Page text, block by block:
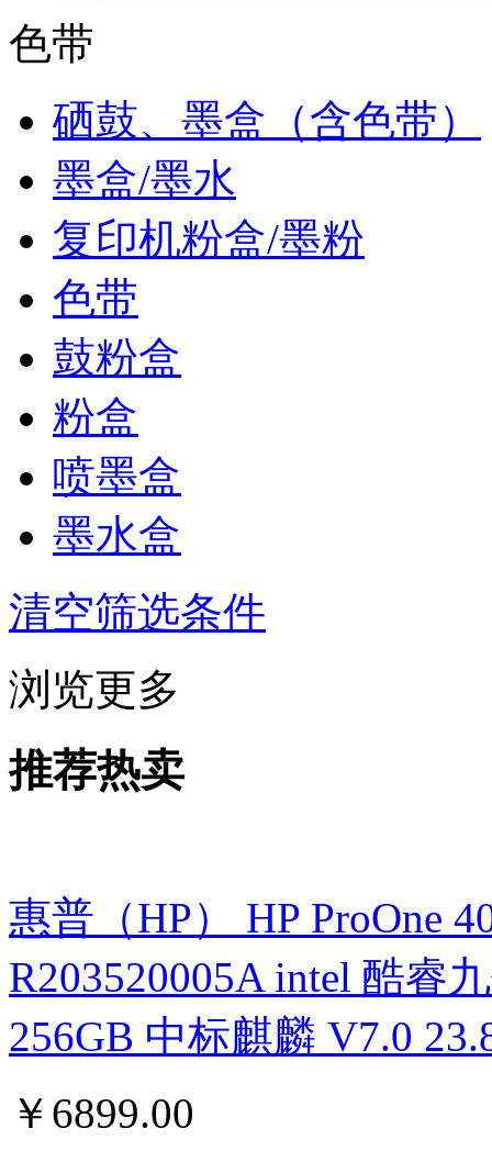
色带
硒鼓、墨盒（含色带）
墨盒/墨水
复印机粉盒/墨粉
色带
鼓粉盒
粉盒
喷墨盒
墨水盒
清空筛选条件
浏览更多
推荐热卖
惠普（HP） HP ProOne
R203520005A intel 酷睿
256GB 中标麒麟 V7.0
￥ 6899.00